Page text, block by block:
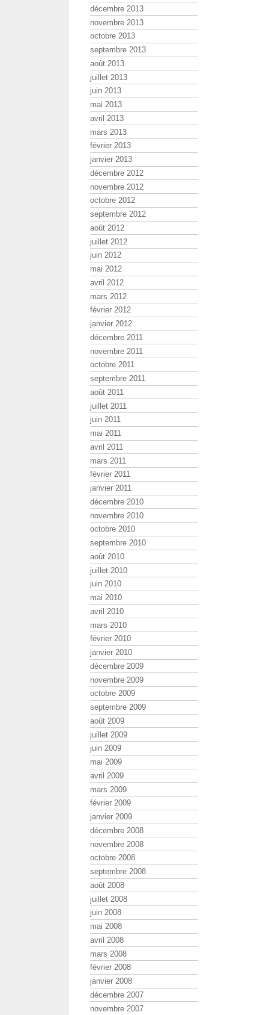
décembre 2013
novembre 2013
octobre 2013
septembre 2013
août 2013
juillet 2013
juin 2013
mai 2013
avril 2013
mars 2013
février 2013
janvier 2013
décembre 2012
novembre 2012
octobre 2012
septembre 2012
août 2012
juillet 2012
juin 2012
mai 2012
avril 2012
mars 2012
février 2012
janvier 2012
décembre 2011
novembre 2011
octobre 2011
septembre 2011
août 2011
juillet 2011
juin 2011
mai 2011
avril 2011
mars 2011
février 2011
janvier 2011
décembre 2010
novembre 2010
octobre 2010
septembre 2010
août 2010
juillet 2010
juin 2010
mai 2010
avril 2010
mars 2010
février 2010
janvier 2010
décembre 2009
novembre 2009
octobre 2009
septembre 2009
août 2009
juillet 2009
juin 2009
mai 2009
avril 2009
mars 2009
février 2009
janvier 2009
décembre 2008
novembre 2008
octobre 2008
septembre 2008
août 2008
juillet 2008
juin 2008
mai 2008
avril 2008
mars 2008
février 2008
janvier 2008
décembre 2007
novembre 2007